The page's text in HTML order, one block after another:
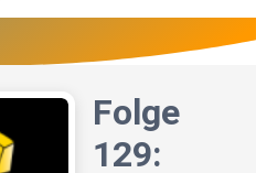
Folge
129: